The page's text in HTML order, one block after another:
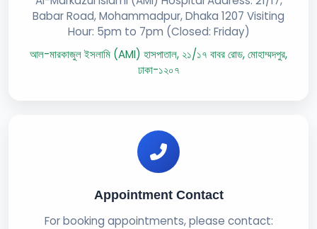
Babar Road, Mohammadpur, Dhaka 1207 Visiting
Hour: 5pm to 7pm (Closed: Friday)
আল-মারকাজুল ইসলামি (AMI) হাসপাতাল, ২১/১৭ বাবর রোড, মোহাম্মদপুর,
ঢাকা-১২০৭
Appointment Contact
For booking appointments, please contact: